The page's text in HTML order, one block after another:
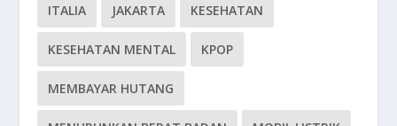
ITALIA JAKARTA KESEHATAN
KESEHATAN MENTAL KPOP
MEMBAYAR HUTANG